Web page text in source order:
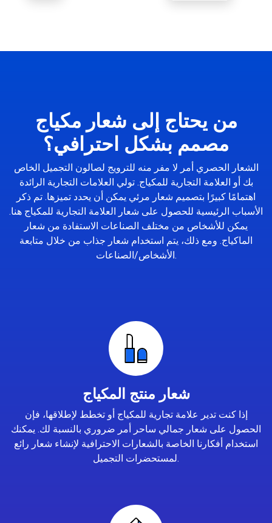
من يحتاج إلى شعار مكياج
مصمم بشكل احترافي؟
الشعار الحصري أمر لا مفر منه للترويج لصالون التجميل الخاص
بك أو العلامة التجارية للمكياج. تولي العلامات التجارية الرائدة
اهتمامًا كبيرًا بتصميم شعار مرئي يمكن أن يحدد تميزها. تم ذكر
الأسباب الرئيسية للحصول على شعار العلامة التجارية للمكياج هنا.
يمكن للأشخاص من مختلف الصناعات الاستفادة من شعار
الماكياج. ومع ذلك، يتم استخدام شعار جذاب من خلال متابعة
الأشخاص/الصناعات.
شعار منتج المكياج
إذا كنت تدير علامة تجارية للمكياج أو تخطط لإطلاقها، فإن
الحصول على شعار جمالي ساحر أمر ضروري بالنسبة لك. يمكنك
استخدام أفكارنا الخاصة بالشعارات الاحترافية لإنشاء شعار رائع
لمستحضرات التجميل.